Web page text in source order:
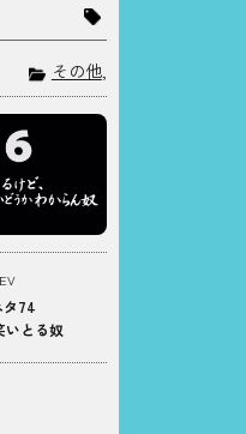
その他,
タ74
いとる奴